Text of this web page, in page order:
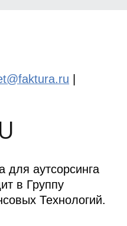
аутсорсинга
в Группу
Технологий.